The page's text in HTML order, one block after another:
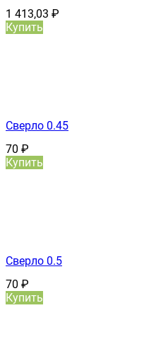
1 413,03 ₽
Купить
Сверло 0.45
70 ₽
Купить
Сверло 0.5
70 ₽
Купить